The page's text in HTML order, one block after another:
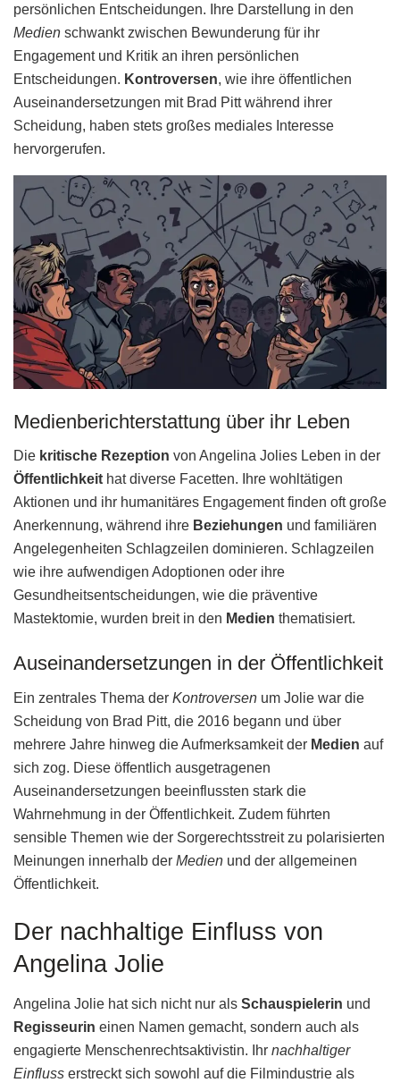
persönlichen Entscheidungen. Ihre Darstellung in den
Medien schwankt zwischen Bewunderung für ihr
Engagement und Kritik an ihren persönlichen
Entscheidungen. Kontroversen, wie ihre öffentlichen
Auseinandersetzungen mit Brad Pitt während ihrer
Scheidung, haben stets großes mediales Interesse
hervorgerufen.
Medienberichterstattung über ihr Leben
Die kritische Rezeption von Angelina Jolies Leben in der
Öffentlichkeit hat diverse Facetten. Ihre wohltätigen
Aktionen und ihr humanitäres Engagement finden oft große
Anerkennung, während ihre Beziehungen und familiären
Angelegenheiten Schlagzeilen dominieren. Schlagzeilen
wie ihre aufwendigen Adoptionen oder ihre
Gesundheitsentscheidungen, wie die präventive
Mastektomie, wurden breit in den Medien thematisiert.
Auseinandersetzungen in der Öffentlichkeit
Ein zentrales Thema der Kontroversen um Jolie war die
Scheidung von Brad Pitt, die 2016 begann und über
mehrere Jahre hinweg die Aufmerksamkeit der Medien auf
sich zog. Diese öffentlich ausgetragenen
Auseinandersetzungen beeinflussten stark die
Wahrnehmung in der Öffentlichkeit. Zudem führten
sensible Themen wie der Sorgerechtsstreit zu polarisierten
Meinungen innerhalb der Medien und der allgemeinen
Öffentlichkeit.
Der nachhaltige Einfluss von
Angelina Jolie
Angelina Jolie hat sich nicht nur als Schauspielerin und
Regisseurin einen Namen gemacht, sondern auch als
engagierte Menschenrechtsaktivistin. Ihr nachhaltiger
Einfluss erstreckt sich sowohl auf die Filmindustrie als